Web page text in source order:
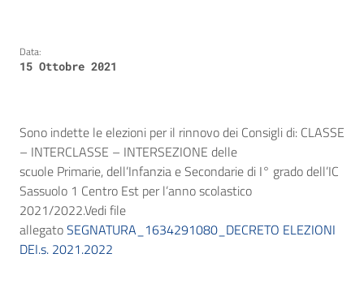
Data:
15 Ottobre 2021
Sono indette le elezioni per il rinnovo dei Consigli di: CLASSE
– INTERCLASSE – INTERSEZIONE delle
scuole Primarie, dell’Infanzia e Secondarie di I° grado dell’IC
Sassuolo 1 Centro Est per l’anno scolastico
2021/2022.Vedi file
allegatoSEGNATURA_1634291080_DECRETO ELEZIONI
DEI.s. 2021.2022